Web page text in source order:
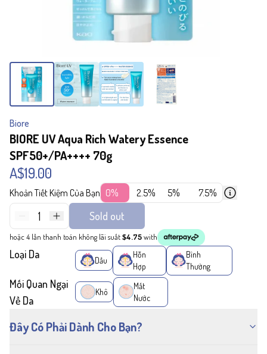
Biore
BIORE UV Aqua Rich Watery Essence
SPF50+/PA++++ 70g
A$19.00
Khoản Tiết Kiệm Của Bạn 0% 2.5% 5% 7.5%
1 Sold out
hoặc 4 lần thanh toán không lãi suất$4.75with
Loại Da Dầu
Hỗn
Hợp
Bình
Thường
Mối Quan Ngại
Về Da
Khô
Mất
Nước
Đây Có Phải Dành Cho Bạn?